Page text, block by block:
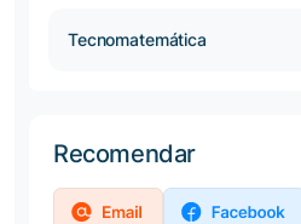
Tecnomatemática
Recomendar